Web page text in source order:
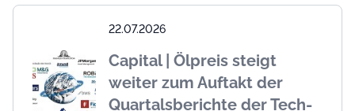
22.07.2026
Capital | Ölpreis steigt
weiter zum Auftakt der
Quartalsberichte der Tech-